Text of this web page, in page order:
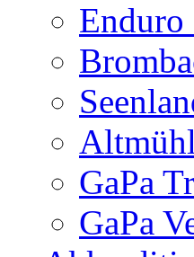
Enduro
GaPa
GaPa